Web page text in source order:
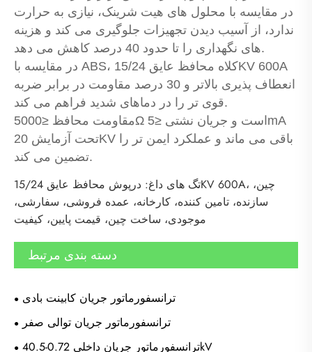
در مقایسه با محلول های هیت شرینک، نیازی به حرارت
ندارد، از آسیب دیدن تجهیزات جلوگیری می کند و هزینه
های نگهداری را تا حدود 40 درصد کاهش می دهد.
در مقایسه با ABS، کلاه محافظ عایق 15/24KV 600A
انعطاف پذیری بالاتر و 30 درصد مقاومت در برابر ضربه
قوی تر را در دماهای شدید فراهم می کند.
مقاومت محافظ ≤5000Ω است و جریان نشتی ≤5mA
تحت آزمایش 20KV باقی می ماند و عملکرد ایمن تر را
تضمین می کند.
تگ های داغ: درپوش محافظ عایق 15/24KV 600A، چین،
سازنده، تامین کننده، کارخانه، عمده فروشی، سفارشی،
موجودی، ساخت چین، قیمت پایین، کیفیت
دسته بندی مرتبط
ترانسفورماتور جریان کابینت بادی
ترانسفورماتور جریان توالی صفر
ترانسفورماتور جریان داخلی 0.72-40.5kV